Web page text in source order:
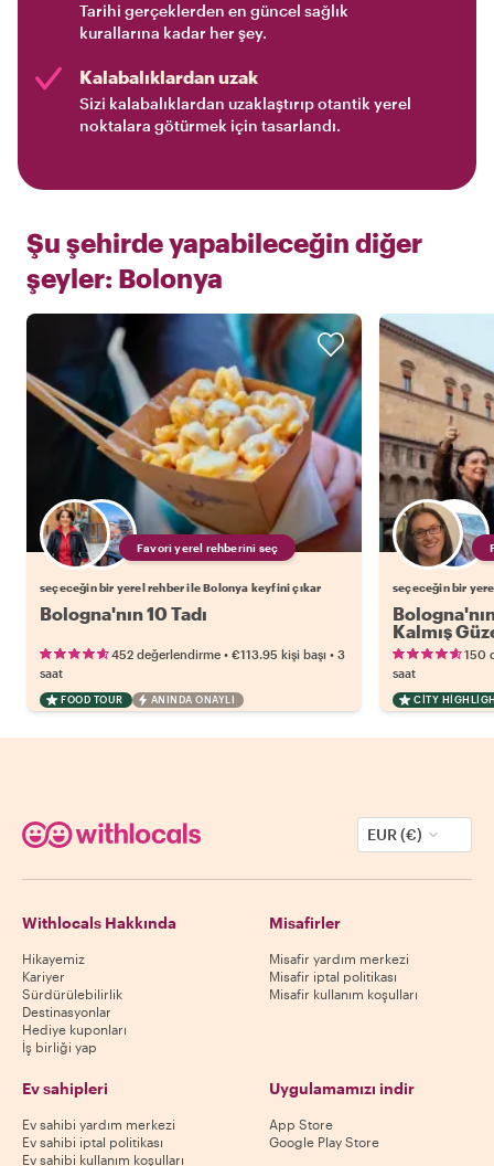
Tarihi gerçeklerden en güncel sağlık
kurallarına kadar her şey.
Kalabalıklardan uzak
Sizi kalabalıklardan uzaklaştırıp otantik yerel
noktalara götürmek için tasarlandı.
Şu şehirde yapabileceğin diğer
şeyler: Bolonya
Favori yerel rehberini seç
seçeceğin bir yerel rehber ile Bolonya keyfini çıkar
Bologna'nın 10 Tadı
452 değerlendirme • €113.95 kişi başı • 3
saat
FOOD TOUR ANINDA ONAYLI
seçeceğin bir
Kalmış
150
saat
CITY
EUR (€)
Withlocals Hakkında
Hikayemiz
Kariyer
Sürdürülebilirlik
Destinasyonlar
Hediye kuponları
İş birliği yap
Misafirler
Misafir yardım merkezi
Misafir iptal politikası
Misafir kullanım koşulları
Ev sahipleri
Ev sahibi yardım merkezi
Ev sahibi iptal politikası
Ev sahibi kullanım koşulları
Uygulamamızı indir
App Store
Google Play Store